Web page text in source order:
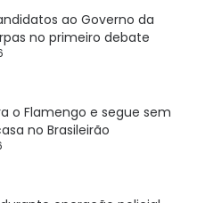
ao Governo da
no primeiro debate
o Flamengo e segue sem
no Brasileirão